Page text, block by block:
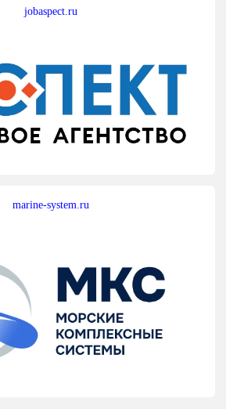
jobaspect.ru
marine-system.ru